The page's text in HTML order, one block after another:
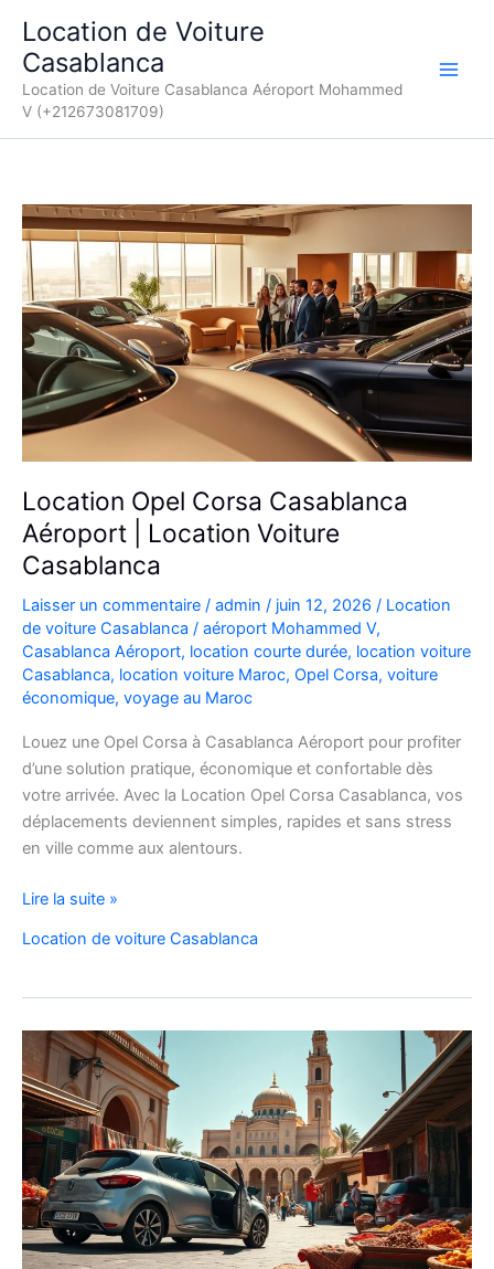
contenu
Location de Voiture
Casablanca
Location de Voiture Casablanca Aéroport Mohammed
V (+212673081709)
Location Opel Corsa Casablanca
Aéroport | Location Voiture
Casablanca
Laisser un commentaire / admin / juin 12, 2026 / Location
de voiture Casablanca / aéroport Mohammed V,
Casablanca Aéroport, location courte durée, location voiture
Casablanca, location voiture Maroc, Opel Corsa, voiture
économique, voyage au Maroc
Louez une Opel Corsa à Casablanca Aéroport pour profiter
d’une solution pratique, économique et confortable dès
votre arrivée. Avec la Location Opel Corsa Casablanca, vos
déplacements deviennent simples, rapides et sans stress
en ville comme aux alentours.
Location
Corsa
Aéroport
|
Location
Voiture
Casablanca
Lire la suite »
Location de voiture Casablanca